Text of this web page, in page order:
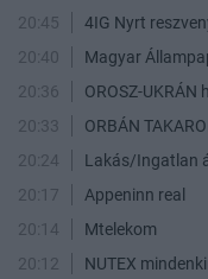
20:45
4IG Nyrt
20:40
Magyar
20:36
OROSZ-UKRÁN
20:33
ORBÁN
20:24
Lakás/Ingatlan
20:17
Appeninn real
20:14
Mtelekom
20:12
NUTEX